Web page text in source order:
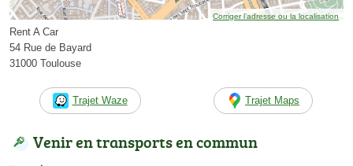
Corriger l’adresse ou la localisation
Rent A Car
54 Rue de Bayard
31000 Toulouse
Trajet Waze Trajet Maps
Venir en transports en commun